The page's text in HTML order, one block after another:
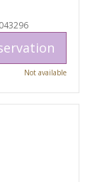
Not available